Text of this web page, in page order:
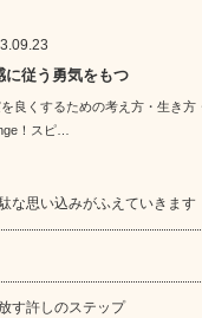
に従う勇気をもつ
良くするための考え方・生き方
！スピ…
な思い込みがふえていきます
す許しのステップ